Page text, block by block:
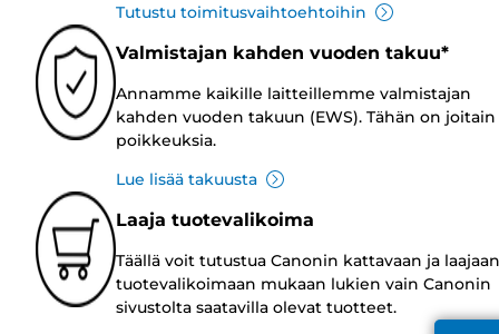
Tutustu toimitusvaihtoehtoihin
Valmistajan kahden vuoden takuu*
Annamme kaikille laitteillemme valmistajan
kahden vuoden takuun (EWS). Tähän on joitain
poikkeuksia.
Lue lisää takuusta
Laaja tuotevalikoima
Täällä voit tutustua Canonin kattavaan ja laajaan
tuotevalikoimaan mukaan lukien vain Canonin
sivustolta saatavilla olevat tuotteet.